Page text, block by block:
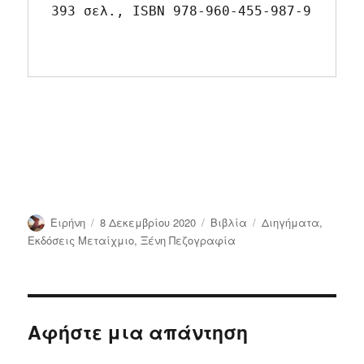
393 σελ., ISBN 978-960-455-987-9
Συντάκτης
Ειρήνη
Δημοσιεύτηκε
την
8 Δεκεμβρίου 2020 Κατηγορίες
Bιβλία Ετικέτες
Διηγήματα,
Εκδόσεις Μεταίχμιο,Ξένη Πεζογραφία
Αφήστε μια απάντηση